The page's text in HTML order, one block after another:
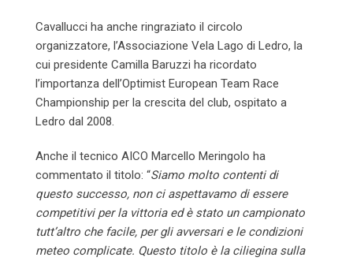
Cavallucci ha anche ringraziato il circolo
organizzatore, l’Associazione Vela Lago di Ledro, la
cui presidente Camilla Baruzzi ha ricordato
l’importanza dell’Optimist European Team Race
Championship per la crescita del club, ospitato a
Ledro dal 2008.
Anche il tecnico AICO Marcello Meringolo ha
commentato il titolo: “Siamo molto contenti di
questo successo, non ci aspettavamo di essere
competitivi per la vittoria ed è stato un campionato
tutt’altro che facile, per gli avversari e le condizioni
meteo complicate. Questo titolo è la ciliegina sulla